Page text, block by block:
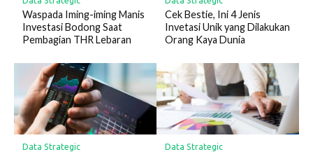
Waspada Iming-iming Manis
Investasi Bodong Saat
Pembagian THR Lebaran
Cek Bestie, Ini 4 Jenis
Invetasi Unik yang Dilakukan
Orang Kaya Dunia
Data Strategic Data Strategic